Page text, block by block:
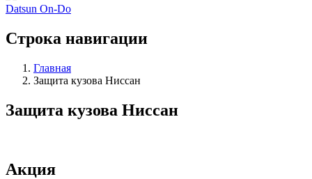
Datsun On-Do
Строка навигации
Главная
Защита кузова Ниссан
Защита кузова Ниссан
Акция